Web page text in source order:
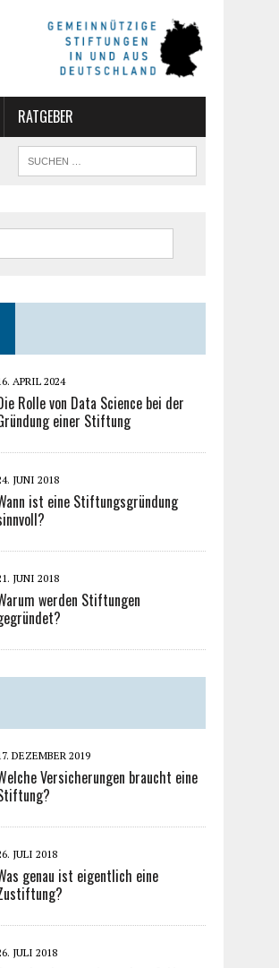
RATGEBER
APRIL 2024
Rolle von Data Science bei der
einer Stiftung
JUNI 2018
ist eine Stiftungsgründung
JUNI 2018
werden Stiftungen
DEZEMBER 2019
Versicherungen braucht eine
JULI 2018
genau ist eigentlich eine
JULI 2018